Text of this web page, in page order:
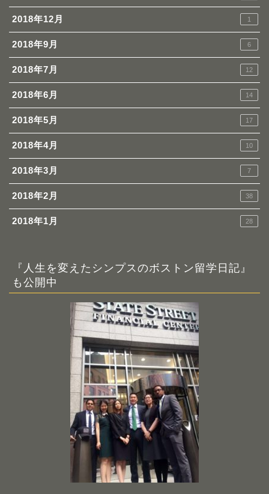
2018年12月 1
2018年9月 6
2018年7月 12
2018年6月 14
2018年5月 17
2018年4月 10
2018年3月 7
2018年2月 38
2018年1月 28
『人生を変えたシンプスのボストン留学日記』
も公開中